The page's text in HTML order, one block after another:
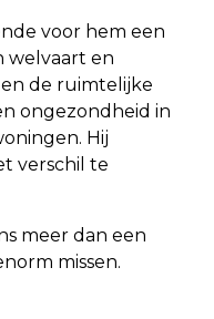
voor hem een
welvaart en
de ruimtelijke
ongezondheid in
Hij
verschil te
meer dan een
missen.